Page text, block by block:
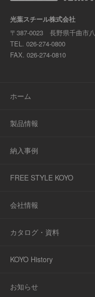
光葉スチール株式会社
〒387-0023 長野県千曲市
TEL. 026-274-0800
FAX. 026-274-0810
ホーム
製品情報
納入事例
FREE STYLE KOYO
会社情報
カタログ・資料
KOYO History
お知らせ